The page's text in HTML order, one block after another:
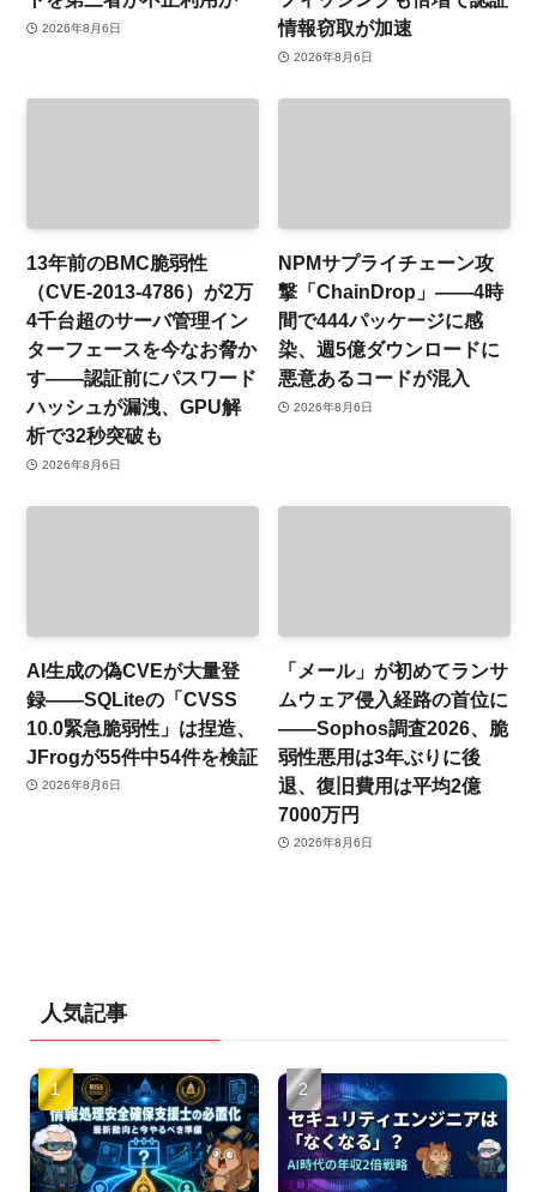
2026年8月6日
情報窃取が加速
2026年8月6日
13年前のBMC脆弱性
（CVE-2013-4786）が2万
4千台超のサーバ管理イン
ターフェースを今なお脅か
す——認証前にパスワード
ハッシュが漏洩、GPU解
析で32秒突破も
2026年8月6日
NPMサプライチェーン攻
撃「ChainDrop」——4時
間で444パッケージに感
染、週5億ダウンロードに
悪意あるコードが混入
2026年8月6日
AI生成の偽CVEが大量登
録——SQLiteの「CVSS
10.0緊急脆弱性」は捏造、
JFrogが55件中54件を検証
2026年8月6日
「メール」が初めてランサ
ムウェア侵入経路の首位に
——Sophos調査2026、脆
弱性悪用は3年ぶりに後
退、復旧費用は平均2億
7000万円
2026年8月6日
人気記事